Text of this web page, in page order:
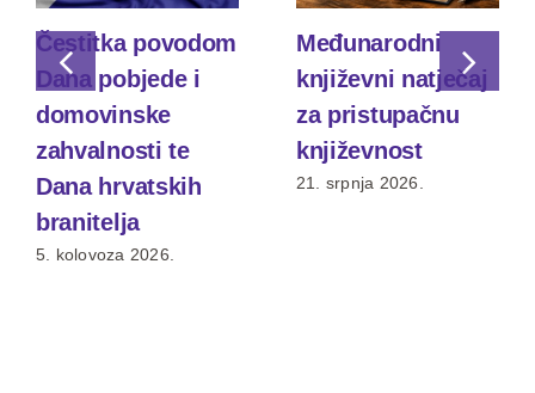
Čestitka povodom
Dana pobjede i
domovinske
zahvalnosti te
Dana hrvatskih
branitelja
5. kolovoza 2026.
Međunarodni
književni natječaj
za pristupačnu
književnost
21. srpnja 2026.